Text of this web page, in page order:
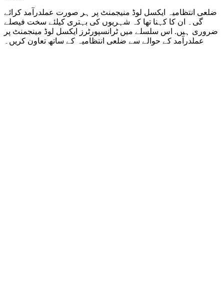
ضلعی انتظامیہ ایکسل لوڈ منیجمنٹ پر ہر صورت عملدرآمد کرائے
گی۔ ان کا کہنا تھا کہ شہریوں کی بہتری کیلئے سخت فیصلے
ضروری ہیں. اس سلسلے میں ٹرانسپورٹرز ایکسل لوڈ مینجمنٹ پر
عملدرآمد کے حوالے سے ضلعی انتظامیہ کے ساتھ تعاون کریں۔